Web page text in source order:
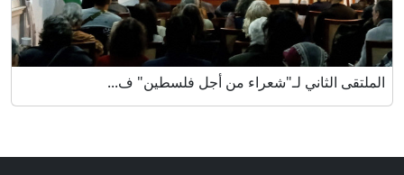
الملتقى الثاني لـ"شعراء من أجل فلسطين" ف...